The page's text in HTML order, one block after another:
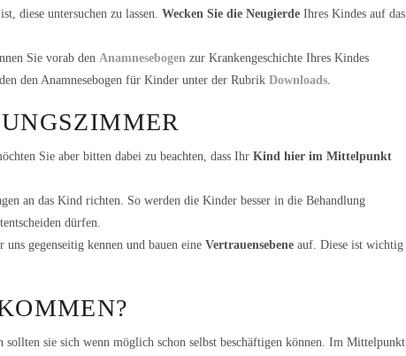
ist, diese untersuchen zu lassen. Wecken Sie die Neugierde Ihres Kindes auf das
Sie vorab den Anamnesebogen zur Krankengeschichte Ihres Kindes
den Anamnesebogen für Kinder unter der Rubrik Downloads.
Sie aber bitten dabei zu beachten, dass Ihr Kind hier im Mittelpunkt
an das Kind richten. So werden die Kinder besser in die Behandlung
dürfen.
gegenseitig kennen und bauen eine Vertrauensebene auf. Diese ist wichtig
sie sich wenn möglich schon selbst beschäftigen können. Im Mittelpunkt